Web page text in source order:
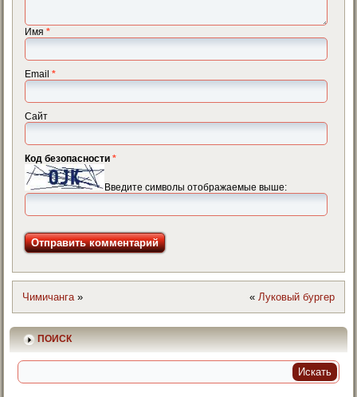
Имя*
Email*
Сайт
Код безопасности*
Введите символы отображаемые выше:
Чимичанга» « Луковый бургер
ПОИСК